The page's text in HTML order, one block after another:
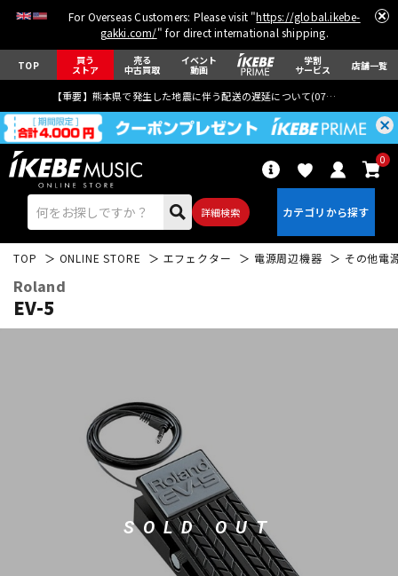
For Overseas Customers: Please visit "https://global.ikebe-
gakki.com/" for direct international shipping.
TOP 買う
ストア
売る
中古買取
イベント
動画
学割
サービス 店舗一覧
【重要】熊本県で発生した地震に伴う配送の遅延について(07月29日
詳細検索
0
ベース
電子ピアノ
TOP ONLINE STORE エフェクター 電源周辺機器 その他電
Roland
EV-5
SOLD OUT